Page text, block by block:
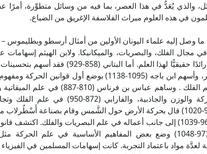
والذي يُعَدُّ في هذا العصر، بما فيه من وسائل متطوِّرة، أمرًا
في هذه العلوم ميراث الفلاسفة الإغريق من الضياع.
ما وصل إليه علماء اليونان الأولين من أمثال أرسطو وبطليموس
في مجال الفلك، والبصريات، والميكانيكا. ولابن الهيثم
علم البصريات وكتابه "المناظر" يجعله رائدًا حقيقيًّا لهذا العلم. أما البتاني
بطليموس حول مدارات الشمس والقمر، وأسهم ابن باجه (1095-1138) بوضع أول
والكندي (803-873) في البصريات وعلم الفلك . وساهم عباس بن فرناس
وثابت بن قرة (836-901) تعريف الحركة والوزن والجاذبية، والفارابي
الصوت وطبيعة الفراغ، والسيزجي (945-1020) قال بحركة الأرض حول الشَّمس وقام بصناعة
مركزية الشَّمس، والحسن بن الهيثم (965-1039) إلى جانب أعماله في علم البصريات والفلك.
الذاتي في علم الحركة، والبيروني (973-1048) وضع بعض المفاهيم الأساسية في علم
لعدَّة مواد باعتماد التجربة. كانت إسهامات المسلمين في